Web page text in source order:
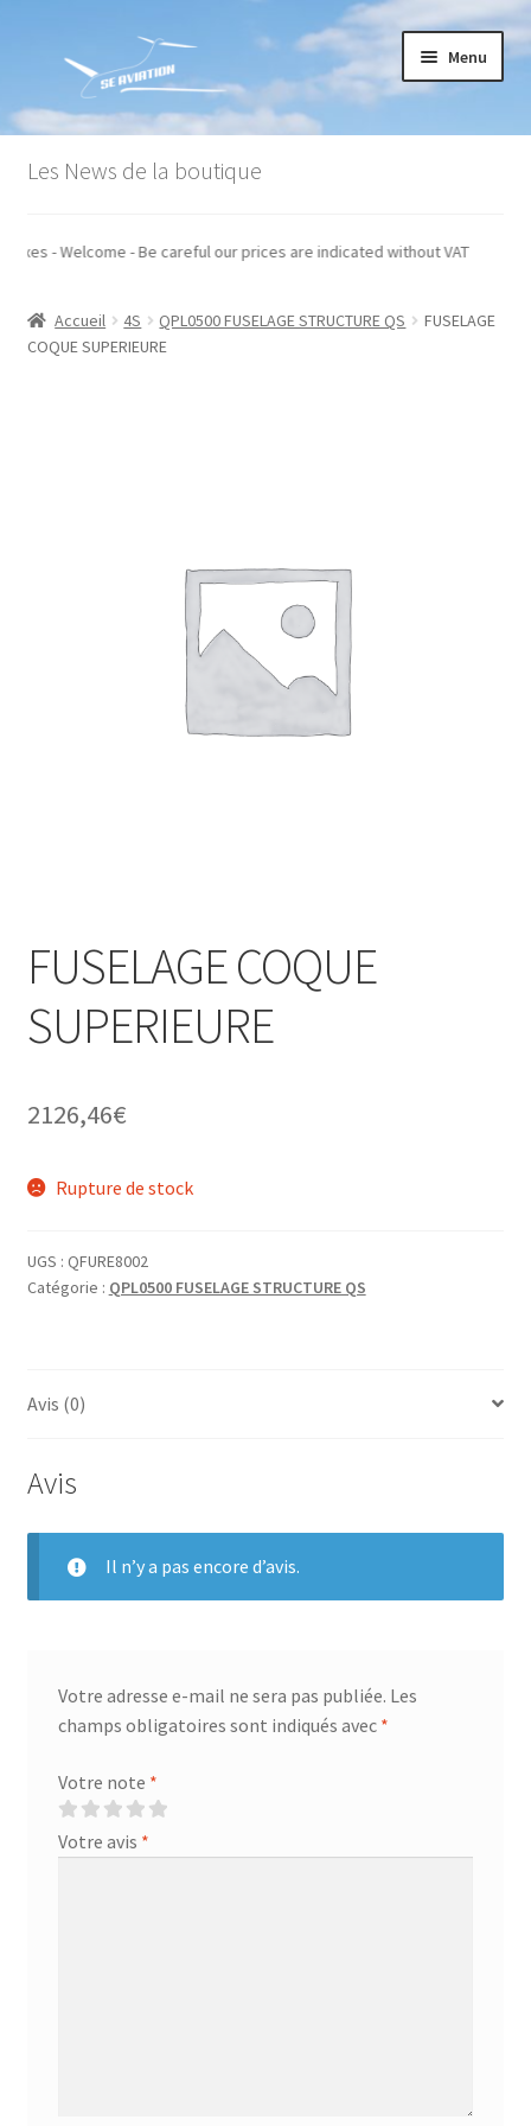
la
navigation
contenu
Menu
Accueil
Conditions générales de vente
Mon compte
Les News de la boutique
taxes - Welcome - Be careful our prices are indicated without VAT
Accueil 4S QPL0500 FUSELAGE STRUCTURE QS
FUSELAGE
COQUE SUPERIEURE
FUSELAGE COQUE
SUPERIEURE
2126,46€
Rupture de stock
UGS : QFURE8002
Catégorie : QPL0500 FUSELAGE STRUCTURE QS
Avis (0)
Avis
Il n’y a pas encore d’avis.
Votre adresse e-mail ne sera pas publiée. Les
champs obligatoires sont indiqués avec *
Votre note *
Votre avis *